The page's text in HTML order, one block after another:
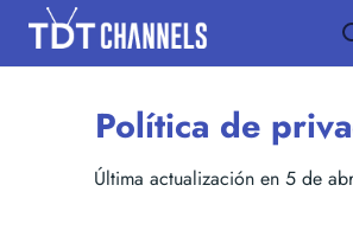
Política de
Última actualización en 5 de